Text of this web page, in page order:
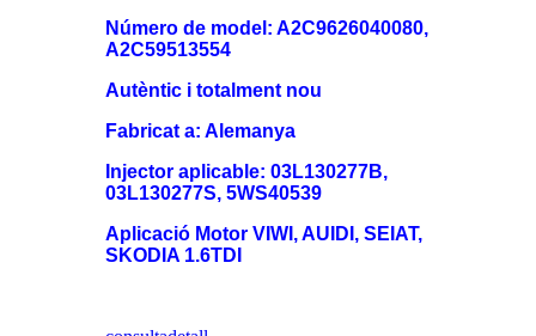
Número de model: A2C9626040080,
A2C59513554
Autèntic i totalment nou
Fabricat a: Alemanya
Injector aplicable: 03L130277B,
03L130277S, 5WS40539
Aplicació Motor VIWI, AUIDI, SEIAT,
SKODIA 1.6TDI